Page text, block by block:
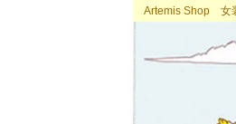
Artemis Shop 女